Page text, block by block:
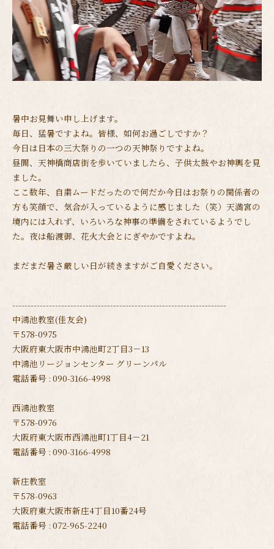
暑中お見舞い申し上げます。
毎日、猛暑ですよね。皆様、如何お過ごしですか？
今日は日本の三大祭りの一つの天神祭りですよね。
昼間、天神橋商店街を歩いていましたら、子供太鼓やお神輿を見
ました。
ここ数年、自粛ムードだったので何だか今日はお祭りの関係者の
方も笑顔で、気合が入っているように感じました（笑）天満宮の
境内には入れず、いろいろな神事の準備をされているようでし
た。夜は船渡御、花火大会とにぎやかですよね。
まだまだ暑さ厳しい日が続きますがご自愛ください。
----------------------------------------------------------------------
中鴻池教室(佳友会)
〒578-0975
大阪府東大阪市中鴻池町2丁目3－13
中鴻池リージョンセンター グリーンパル
電話番号 : 090-3166-4998
西鴻池教室
〒578-0976
大阪府東大阪市西鴻池町1丁目4－21
電話番号 : 090-3166-4998
新庄教室
〒578-0963
大阪府東大阪市新庄4丁目10番24号
電話番号 : 072-965-2240